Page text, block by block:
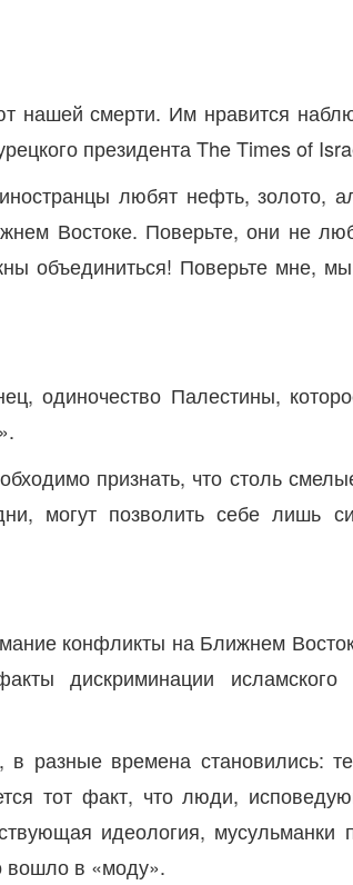
смерти. Им нравится
президента The Times of
любят нефть, золото,
Востоке. Поверьте, они не
объединиться! Поверьте мне,
одиночество Палестины,
признать, что столь
могут позволить себе лишь
конфликты на Ближнем
дискриминации
разные времена становились:
тот факт, что люди,
идеология, мусульманки
вошло в «моду».